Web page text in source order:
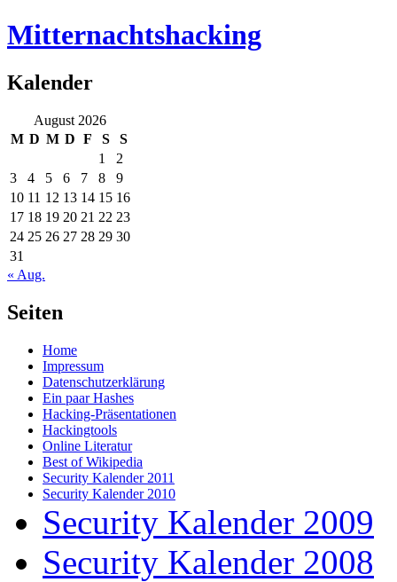
Mitternachtshacking
Kalender
August 2026
M D M D F S
S
1
2
3
4 5 6 7 8
9
10 11 12 13 14 15 16
17 18 19 20 21 22 23
24 25 26 27 28 29 30
31
« Aug.
Seiten
Home
Impressum
Datenschutzerklärung
Ein paar Hashes
Hacking-Präsentationen
Hackingtools
Online Literatur
Best of Wikipedia
Security Kalender 2011
Security Kalender 2010
Security Kalender 2009
Security Kalender 2008